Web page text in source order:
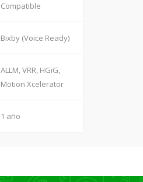
Compatible
Bixby (Voice Ready)
ALLM, VRR, HGiG,
Motion Xcelerator
1 año